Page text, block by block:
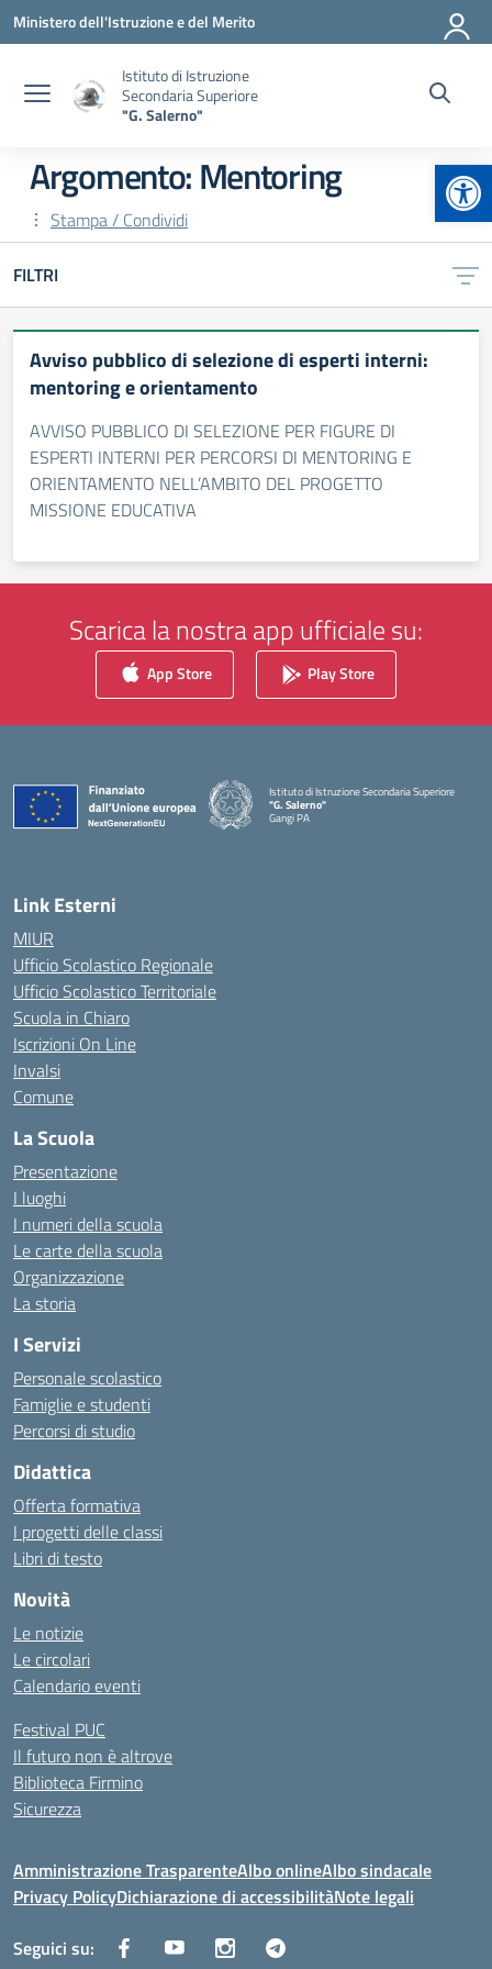
Vai ai contenuti
Vai al menu di navigazione
Vai al footer
Ministero dell'Istruzione e del Merito
Istituto di Istruzione
Secondaria Superiore
"G. Salerno"
Argomento: Mentoring
Stampa / Condividi
FILTRI
Avviso pubblico di selezione di esperti interni:
mentoring e orientamento
AVVISO PUBBLICO DI SELEZIONE PER FIGURE DI
ESPERTI INTERNI PER PERCORSI DI MENTORING E
ORIENTAMENTO NELL’AMBITO DEL PROGETTO
MISSIONE EDUCATIVA
Scarica la nostra app ufficiale su:
App Store Play Store
Istituto di Istruzione Secondaria Superiore
"G. Salerno"
Gangi PA
— Visita la pagina iniziale della scuola
Link Esterni
MIUR
Ufficio Scolastico Regionale
Ufficio Scolastico Territoriale
Scuola in Chiaro
Iscrizioni On Line
Invalsi
Comune
La Scuola
Presentazione
I luoghi
I numeri della scuola
Le carte della scuola
Organizzazione
La storia
I Servizi
Personale scolastico
Famiglie e studenti
Percorsi di studio
Didattica
Offerta formativa
I progetti delle classi
Libri di testo
Novità
Le notizie
Le circolari
Calendario eventi
Festival PUC
Il futuro non è altrove
Biblioteca Firmino
Sicurezza
Amministrazione TrasparenteAlbo onlineAlbo sindacale
Privacy PolicyDichiarazione di accessibilitàNote legali
Seguici su: